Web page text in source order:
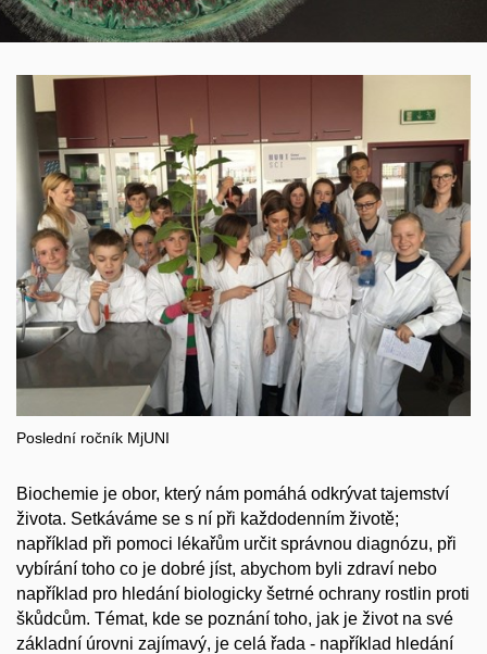
Poslední ročník MjUNI
Biochemie je obor, který nám pomáhá odkrývat tajemství
života. Setkáváme se s ní při každodenním životě;
například při pomoci lékařům určit správnou diagnózu, při
vybírání toho co je dobré jíst, abychom byli zdraví nebo
například pro hledání biologicky šetrné ochrany rostlin proti
škůdcům. Témat, kde se poznání toho, jak je život na své
základní úrovni zajímavý, je celá řada - například hledání